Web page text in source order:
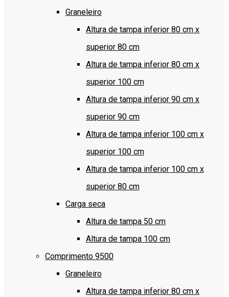
Graneleiro
Altura de tampa inferior 80 cm x
superior 80 cm
Altura de tampa inferior 80 cm x
superior 100 cm
Altura de tampa inferior 90 cm x
superior 90 cm
Altura de tampa inferior 100 cm x
superior 100 cm
Altura de tampa inferior 100 cm x
superior 80 cm
Carga seca
Altura de tampa 50 cm
Altura de tampa 100 cm
Comprimento 9500
Graneleiro
Altura de tampa inferior 80 cm x